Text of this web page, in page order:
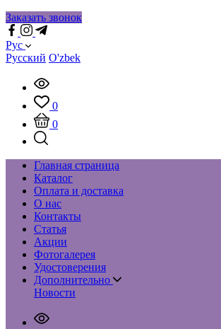
Заказать звонок
Рус
Русский O'zbek
0
0
Главная страница
Каталог
Оплата и доставка
О нас
Контакты
Статья
Акции
Фотогалерея
Удостоверения
Дополнительно
Новости